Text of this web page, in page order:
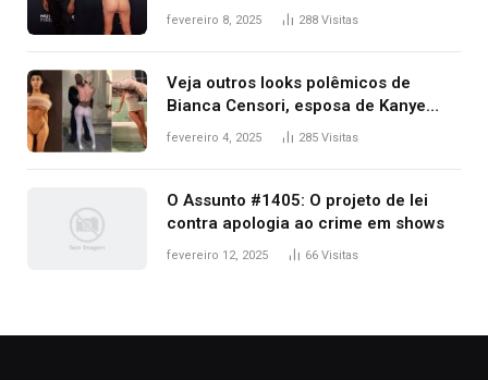
após Bianca Censori, mulher de
fevereiro 8, 2025 288 Visitas
Veja outros looks polêmicos de
Bianca Censori, esposa de Kanye
West que apareceu nua no Grammy
fevereiro 4, 2025 285 Visitas
O Assunto #1405: O projeto de lei
contra apologia ao crime em shows
fevereiro 12, 2025 66 Visitas